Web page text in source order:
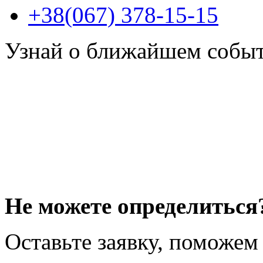
+38(067) 378-15-15
Узнай о ближайшем
Не можете
Оставьте заявку,